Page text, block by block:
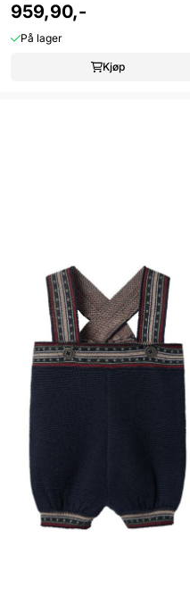
959,90,-
På lager
Kjøp